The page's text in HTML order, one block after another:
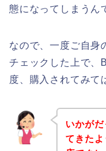
態になってしまうん
なので、一度ご自身
チェックした上で、
度、購入されてみて
いかが
てきた